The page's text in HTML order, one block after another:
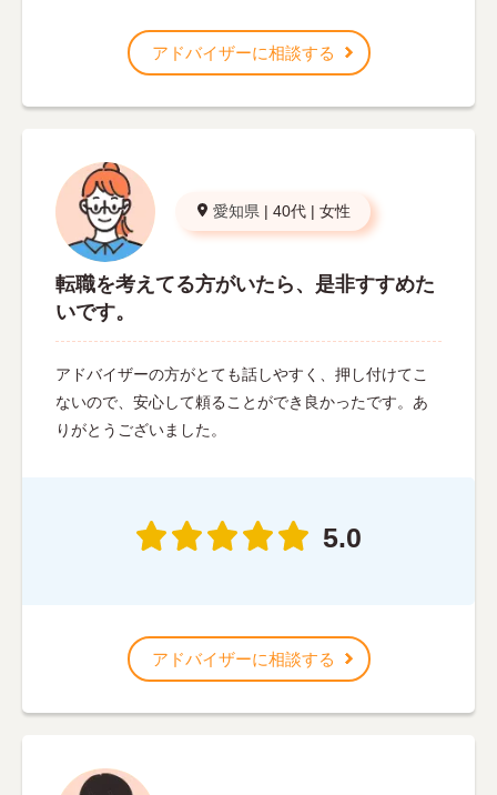
アドバイザーに相談する
愛知県 | 40代 | 女性
転職を考えてる方がいたら、是非すすめた
いです。
アドバイザーの方がとても話しやすく、押し付けてこ
ないので、安心して頼ることができ良かったです。あ
りがとうございました。
5.0
アドバイザーに相談する